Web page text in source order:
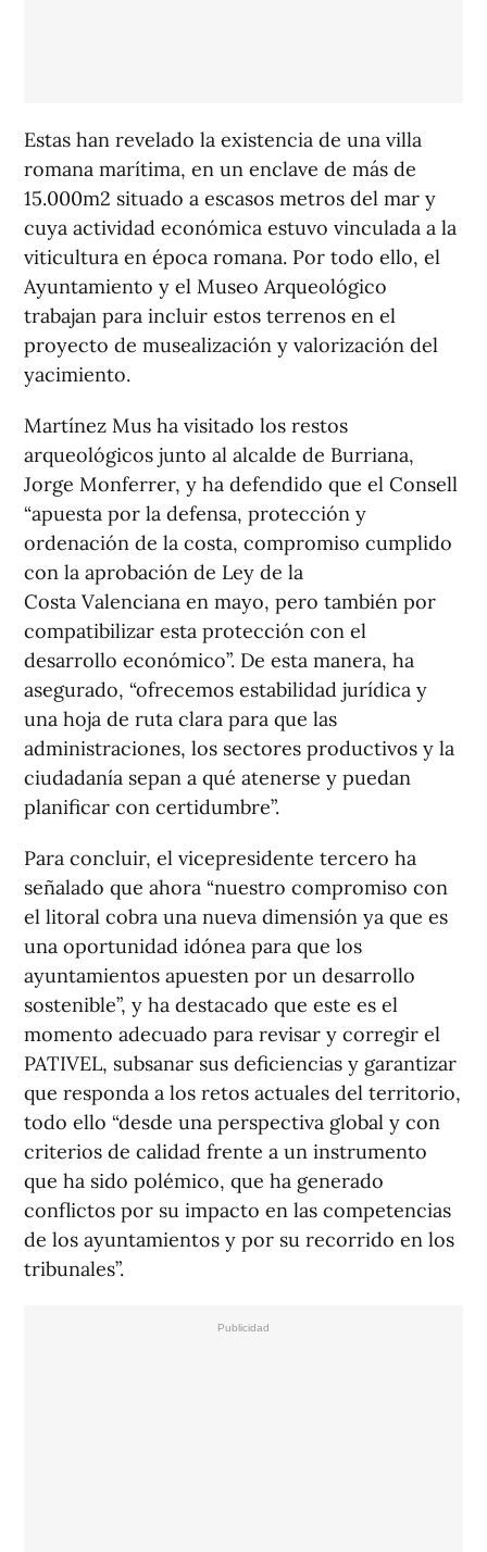
Estas han revelado la existencia de una villa
romana marítima, en un enclave de más de
15.000m2 situado a escasos metros del mar y
cuya actividad económica estuvo vinculada a la
viticultura en época romana. Por todo ello, el
Ayuntamiento y el Museo Arqueológico
trabajan para incluir estos terrenos en el
proyecto de musealización y valorización del
yacimiento.
Martínez Mus ha visitado los restos
arqueológicos junto al alcalde de Burriana,
Jorge Monferrer, y ha defendido que el Consell
“apuesta por la defensa, protección y
ordenación de la costa, compromiso cumplido
con la aprobación de Ley de la
Costa Valenciana en mayo, pero también por
compatibilizar esta protección con el
desarrollo económico”. De esta manera, ha
asegurado, “ofrecemos estabilidad jurídica y
una hoja de ruta clara para que las
administraciones, los sectores productivos y la
ciudadanía sepan a qué atenerse y puedan
planificar con certidumbre”.
Para concluir, el vicepresidente tercero ha
señalado que ahora “nuestro compromiso con
el litoral cobra una nueva dimensión ya que es
una oportunidad idónea para que los
ayuntamientos apuesten por un desarrollo
sostenible”, y ha destacado que este es el
momento adecuado para revisar y corregir el
PATIVEL, subsanar sus deficiencias y garantizar
que responda a los retos actuales del territorio,
todo ello “desde una perspectiva global y con
criterios de calidad frente a un instrumento
que ha sido polémico, que ha generado
conflictos por su impacto en las competencias
de los ayuntamientos y por su recorrido en los
tribunales”.